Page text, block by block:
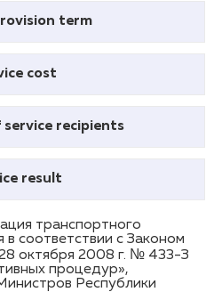
term
cost
recipients
result
транспортного
в соответствии с Законом
октября 2008 г. № 433-З
процедур»,
Республики